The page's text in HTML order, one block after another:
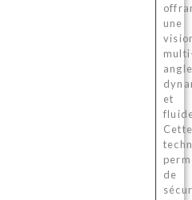
une
angle
et
Cette
de